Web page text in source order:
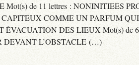
de 11 lettres : NONINITIEES
: CAPITEUX COMME UN PARFUM
ÉVACUATION DES LIEUX Mot(s)
DEVANT L’OBSTACLE (…)